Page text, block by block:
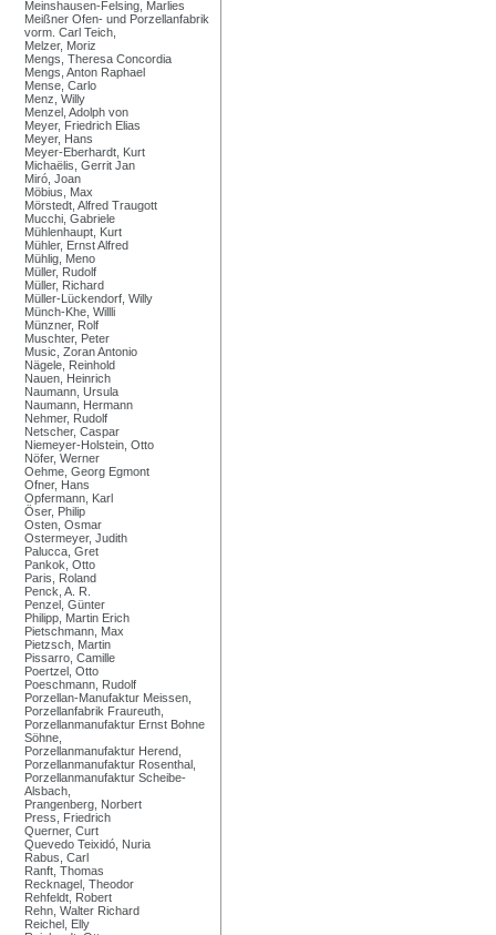
Meinshausen-Felsing, Marlies
Meißner Ofen- und Porzellanfabrik
vorm. Carl Teich,
Melzer, Moriz
Mengs, Theresa Concordia
Mengs, Anton Raphael
Mense, Carlo
Menz, Willy
Menzel, Adolph von
Meyer, Friedrich Elias
Meyer, Hans
Meyer-Eberhardt, Kurt
Michaëlis, Gerrit Jan
Miró, Joan
Möbius, Max
Mörstedt, Alfred Traugott
Mucchi, Gabriele
Mühlenhaupt, Kurt
Mühler, Ernst Alfred
Mühlig, Meno
Müller, Rudolf
Müller, Richard
Müller-Lückendorf, Willy
Münch-Khe, Willli
Münzner, Rolf
Muschter, Peter
Music, Zoran Antonio
Nägele, Reinhold
Nauen, Heinrich
Naumann, Ursula
Naumann, Hermann
Nehmer, Rudolf
Netscher, Caspar
Niemeyer-Holstein, Otto
Nöfer, Werner
Oehme, Georg Egmont
Ofner, Hans
Opfermann, Karl
Öser, Philip
Osten, Osmar
Ostermeyer, Judith
Palucca, Gret
Pankok, Otto
Paris, Roland
Penck, A. R.
Penzel, Günter
Philipp, Martin Erich
Pietschmann, Max
Pietzsch, Martin
Pissarro, Camille
Poertzel, Otto
Poeschmann, Rudolf
Porzellan-Manufaktur Meissen,
Porzellanfabrik Fraureuth,
Porzellanmanufaktur Ernst Bohne
Söhne,
Porzellanmanufaktur Herend,
Porzellanmanufaktur Rosenthal,
Porzellanmanufaktur Scheibe-
Alsbach,
Prangenberg, Norbert
Press, Friedrich
Querner, Curt
Quevedo Teixidó, Nuria
Rabus, Carl
Ranft, Thomas
Recknagel, Theodor
Rehfeldt, Robert
Rehn, Walter Richard
Reichel, Elly